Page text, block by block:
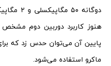
دوگانه
هنوز کاربرد دوربین دوم
پایین آن می‌توان حدس زد که
ماکرو استفاده می‌شود.